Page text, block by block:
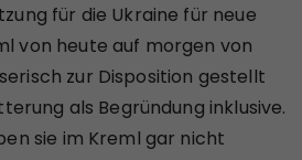
für die Ukraine für neue
von heute auf morgen von
zur Disposition gestellt
als Begründung inklusive.
sie im Kreml gar nicht